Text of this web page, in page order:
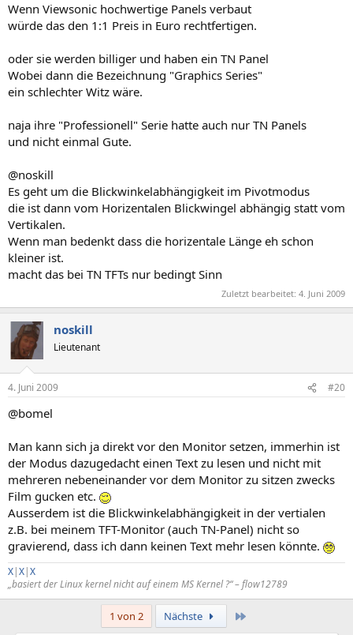
Wenn Viewsonic hochwertige Panels verbaut
würde das den 1:1 Preis in Euro rechtfertigen.
oder sie werden billiger und haben ein TN Panel
Wobei dann die Bezeichnung "Graphics Series"
ein schlechter Witz wäre.
naja ihre "Professionell" Serie hatte auch nur TN Panels
und nicht einmal Gute.
@noskill
Es geht um die Blickwinkelabhängigkeit im Pivotmodus
die ist dann vom Horizentalen Blickwingel abhängig statt vom
Vertikalen.
Wenn man bedenkt dass die horizentale Länge eh schon
kleiner ist.
macht das bei TN TFTs nur bedingt Sinn
Zuletzt bearbeitet: 4. Juni 2009
noskill
Lieutenant
4. Juni 2009 #20
@bomel
Man kann sich ja direkt vor den Monitor setzen, immerhin ist
der Modus dazugedacht einen Text zu lesen und nicht mit
mehreren nebeneinander vor dem Monitor zu sitzen zwecks
Film gucken etc.
Ausserdem ist die Blickwinkelabhängigkeit in der vertialen
z.B. bei meinem TFT-Monitor (auch TN-Panel) nicht so
gravierend, dass ich dann keinen Text mehr lesen könnte.
X|X|X
„basiert der Linux kernel nicht auf einem MS Kernel ?“ – flow12789
1 von 2 Nächste